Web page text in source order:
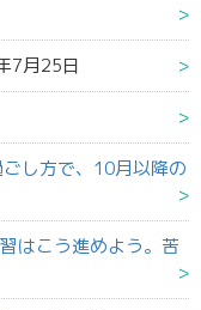
7月25日
し方で、10月以降の
はこう進めよう。苦